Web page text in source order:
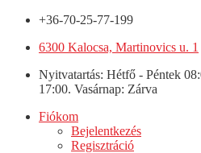
+36-70-25-77-199
6300 Kalocsa, Martinovics u. 1
Nyitvatartás: Hétfő - Péntek
17:00. Vasárnap: Zárva
Fiókom
Bejelentkezés
Regisztráció